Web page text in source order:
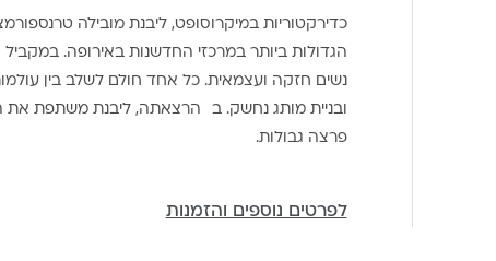
כדירקטוריות במיקרוסופט, ליבנת מובילה
הגדולות ביותר במרכזי החדשנות באירופה.
נשים חזקה ועצמאית. כל אחד חולם לשלב בין
ובניית מותג נחשק. ב הרצאתה, ליבנת משתפת את
פרצה גבולות.
לפרטים נוספים והזמנות